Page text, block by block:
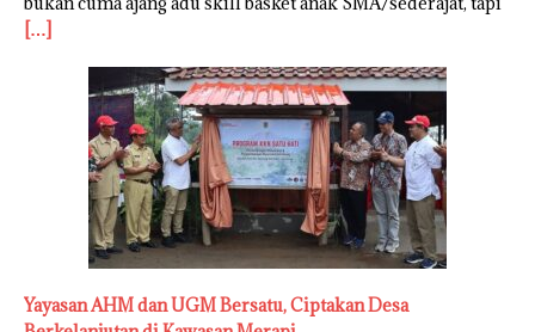
[…]
Yayasan AHM dan UGM Bersatu, Ciptakan Desa